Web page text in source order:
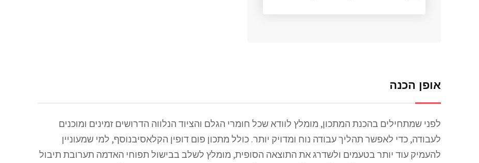
אופן הכנה
לפני שמתחילים בהכנת המתכון, מומלץ לוודא שכל חומרי הגלם והציוד הנלווה הדרושים זמינים ומוכנים
לעבודה, כדי לאפשר תהליך עבודה נוח ומדויק יותר. כולל מתכון פום דופין הקלאסיבנוסף, למי שמעוניין
להעמיק עוד יותר בטעמים ולשדרג את התוצאה הסופית, מומלץ לשלב בבישול תפוחי האדמה תערובת תיבול